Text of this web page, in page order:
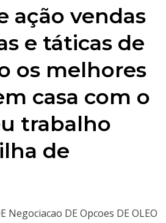
ação vendas
e táticas de
os melhores
casa com o
trabalho
de
DE Opcoes DE OLEO